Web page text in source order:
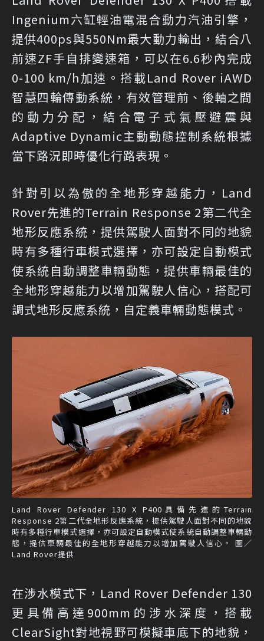
Ingenium六缸輕油電混合動力汽油引擎，
提供400ps與550Nm最大動力輸出，結合八
前速ZF手自排變速箱，可以在6.6秒內完成
0-100 km/h加速。搭載Land Rover iAWD
智慧四輪傳動系統，有效管理前、後軸之間
的動力分配，結合電子式氣壓避震與
Adaptive Dynamic主動動態控制系統根據
當下路況即時優化行路表現。
針對引以為傲的全地形穿越能力，Land
Rover先進的Terrain Response 2第二代全
地形反應系統，提供駕駛人面對不同的地貌
時有多種行車模式選擇，亦可設定自動模式
使系統自動調整車輛動態，提供車輛最佳的
全地形穿越能力以增加駕駛人信心，搭配可
調式地形反應系統，自定義車輛動態模式。
Land Rover Defender 130 X P400具備先進的Terrain
Response 2第二代全地形反應系統，提供駕駛人面對不同的地貌
時有多種行車模式選擇，亦可設定自動模式使系統自動調整車輛動
態，提供車輛最佳的全地形穿越能力以增加駕駛人信心。 圖／
Land Rover提供
在涉水模式下，Land Rover Defender 130
更具備高達900mm的涉水深度，搭載
ClearSight對地視野可模擬車底下的地貌，